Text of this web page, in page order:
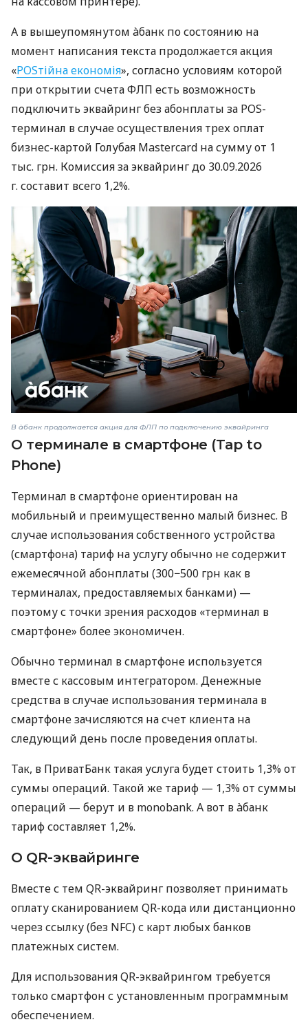
А в вышеупомянутом àбанк по состоянию на
момент написания текста продолжается акция
«POSтійна економія», согласно условиям которой
при открытии счета ФЛП есть возможность
подключить эквайринг без абонплаты за POS-
терминал в случае осуществления трех оплат
бизнес-картой Голубая Mastercard на сумму от 1
тыс. грн. Комиссия за эквайринг до 30.09.2026
г. составит всего 1,2%.
В àбанк продолжается акция для ФЛП по подключению эквайринга
О терминале в смартфоне (Tap to
Phone)
Терминал в смартфоне ориентирован на
мобильный и преимущественно малый бизнес. В
случае использования собственного устройства
(смартфона) тариф на услугу обычно не содержит
ежемесячной абонплаты (300−500 грн как в
терминалах, предоставляемых банками) —
поэтому с точки зрения расходов «терминал в
смартфоне» более экономичен.
Обычно терминал в смартфоне используется
вместе с кассовым интегратором. Денежные
средства в случае использования терминала в
смартфоне зачисляются на счет клиента на
следующий день после проведения оплаты.
Так, в ПриватБанк такая услуга будет стоить 1,3% от
суммы операций. Такой же тариф — 1,3% от суммы
операций — берут и в monobank. А вот в àбанк
тариф составляет 1,2%.
О QR-эквайринге
Вместе с тем QR-эквайринг позволяет принимать
оплату сканированием QR-кода или дистанционно
через ссылку (без NFC) с карт любых банков
платежных систем.
Для использования QR-эквайрингом требуется
только смартфон с установленным программным
обеспечением.